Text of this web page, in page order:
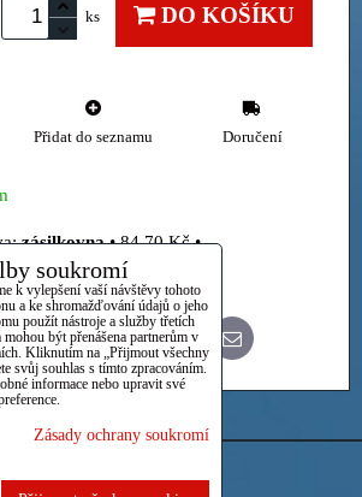
ks DO KOŠÍKU
Přidat do seznamu Doručení
zásilkovna•84,70 Kč •
Osobně
PinterestReddit LinkedInWhatsApp
E-
mail
soukromí
k vylepšení vaší návštěvy tohoto
a ke shromažďování údajů o jeho
použít nástroje a služby třetích
mohou být přenášena partnerům v
Kliknutím na „Přijmout všechny
svůj souhlas s tímto zpracováním.
informace nebo upravit své
Zásady ochrany soukromí